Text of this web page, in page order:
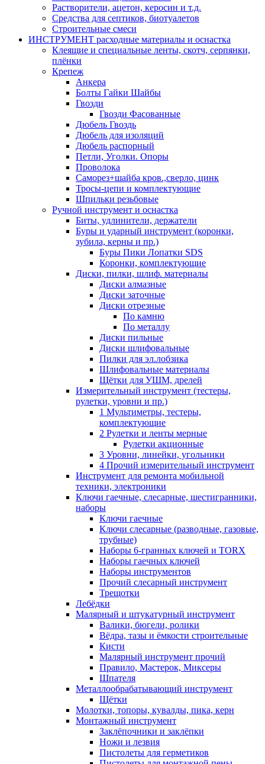
Растворители, ацетон, керосин и т.д.
Средства для септиков, биотуалетов
Строительные смеси
ИНСТРУМЕНТ расходные материалы и оснастка
Клеящие и специальные ленты, скотч, серпянки,
плёнки
Крепеж
Анкера
Болты Гайки Шайбы
Гвозди
Гвозди Фасованные
Дюбель Гвоздь
Дюбель для изоляций
Дюбель распорный
Петли, Уголки. Опоры
Проволока
Саморез+шайба кров.,сверло, цинк
Тросы-цепи и комплектующие
Шпильки резьбовые
Ручной инструмент и оснастка
Биты, удлинители, держатели
Буры и ударный инструмент (коронки,
зубила, керны и пр.)
Буры Пики Лопатки SDS
Коронки, комплектующие
Диски, пилки, шлиф. материалы
Диски алмазные
Диски заточные
Диски отрезные
По камню
По металлу
Диски пильные
Диски шлифовальные
Пилки для эл.лобзика
Шлифовальные материалы
Щётки для УШМ, дрелей
Измерительный инструмент (тестеры,
рулетки, уровни и пр.)
1 Мультиметры, тестеры,
комплектующие
2 Рулетки и ленты мерные
Рулетки акционные
3 Уровни, линейки, угольники
4 Прочий измерительный инструмент
Инструмент для ремонта мобильной
техники, электроники
Ключи гаечные, слесарные, шестигранники,
наборы
Ключи гаечные
Ключи слесарные (разводные, газовые,
трубные)
Наборы 6-гранных ключей и TORX
Наборы гаечных ключей
Наборы инструментов
Прочий слесарный инструмент
Трещотки
Лебёдки
Малярный и штукатурный инструмент
Валики, бюгели, ролики
Вёдра, тазы и ёмкости строительные
Кисти
Малярный инструмент прочий
Правило, Мастерок, Миксеры
Шпателя
Металлообрабатывающий инструмент
Щётки
Молотки, топоры, кувалды, пика, керн
Монтажный инструмент
Заклёпочники и заклёпки
Ножи и лезвия
Пистолеты для герметиков